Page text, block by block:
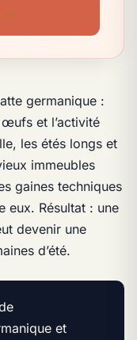
→
germanique :
et l’activité
les étés longs et
immeubles
gaines techniques
eux. Résultat : une
devenir une
d’été.
et